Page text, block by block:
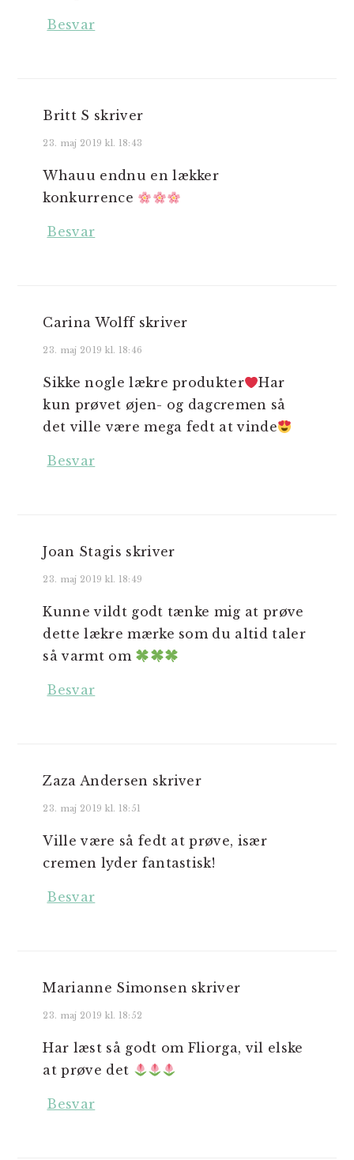
Besvar
Britt S skriver
23. maj 2019 kl. 18:43
Whauu endnu en lækker
konkurrence
Besvar
Carina Wolff skriver
23. maj 2019 kl. 18:46
Sikke nogle lækre produkter
Har
kun prøvet øjen- og dagcremen så
det ville være mega fedt at vinde
Besvar
Joan Stagis skriver
23. maj 2019 kl. 18:49
Kunne vildt godt tænke mig at prøve
dette lækre mærke som du altid taler
så varmt om
Besvar
Zaza Andersen skriver
23. maj 2019 kl. 18:51
Ville være så fedt at prøve, især
cremen lyder fantastisk!
Besvar
Marianne Simonsen skriver
23. maj 2019 kl. 18:52
Har læst så godt om Fliorga, vil elske
at prøve det
Besvar